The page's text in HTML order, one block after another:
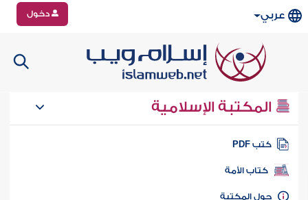
عربي دخول
المكتبة الإسلامية
كتب PDF
كتاب الأمة